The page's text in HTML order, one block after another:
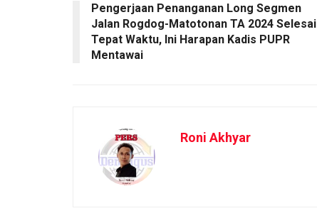
Pengerjaan Penanganan Long Segmen
Jalan Rogdog-Matotonan TA 2024 Selesai
Tepat Waktu, Ini Harapan Kadis PUPR
Mentawai
Roni Akhyar